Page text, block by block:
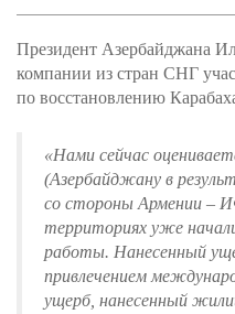
Президент Азербайджана
компании из стран СНГ
по восстановлению
«Нами сейчас
(Азербайджану в
со стороны Армении –
территориях уже
работы. Нанесенный
привлечением
ущерб, нанесенный